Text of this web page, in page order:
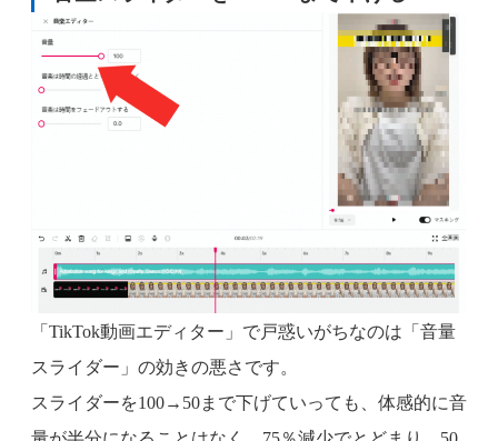
「TikTok動画エディター」で戸惑いがちなのは「音量
スライダー」の効きの悪さです。
スライダーを100→50まで下げていっても、体感的に音